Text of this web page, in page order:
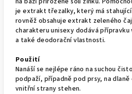
je extrakt třezalky, který má
rovněž obsahuje extrakt zeleného
charakteru unisexy dodává
a také deodorační vlastnosti.
Použití
Nanáší se nejlépe ráno na suchou
podpaží, případně pod prsy, na dlaně
vnitřní strany stehen.